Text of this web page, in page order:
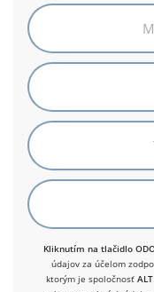
Kliknutím na tlačidlo
údajov za účelom
ktorým je spoločnosť